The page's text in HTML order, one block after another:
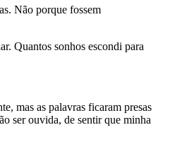
Não porque fossem
Quantos sonhos escondi para
mas as palavras ficaram presas
ser ouvida, de sentir que minha